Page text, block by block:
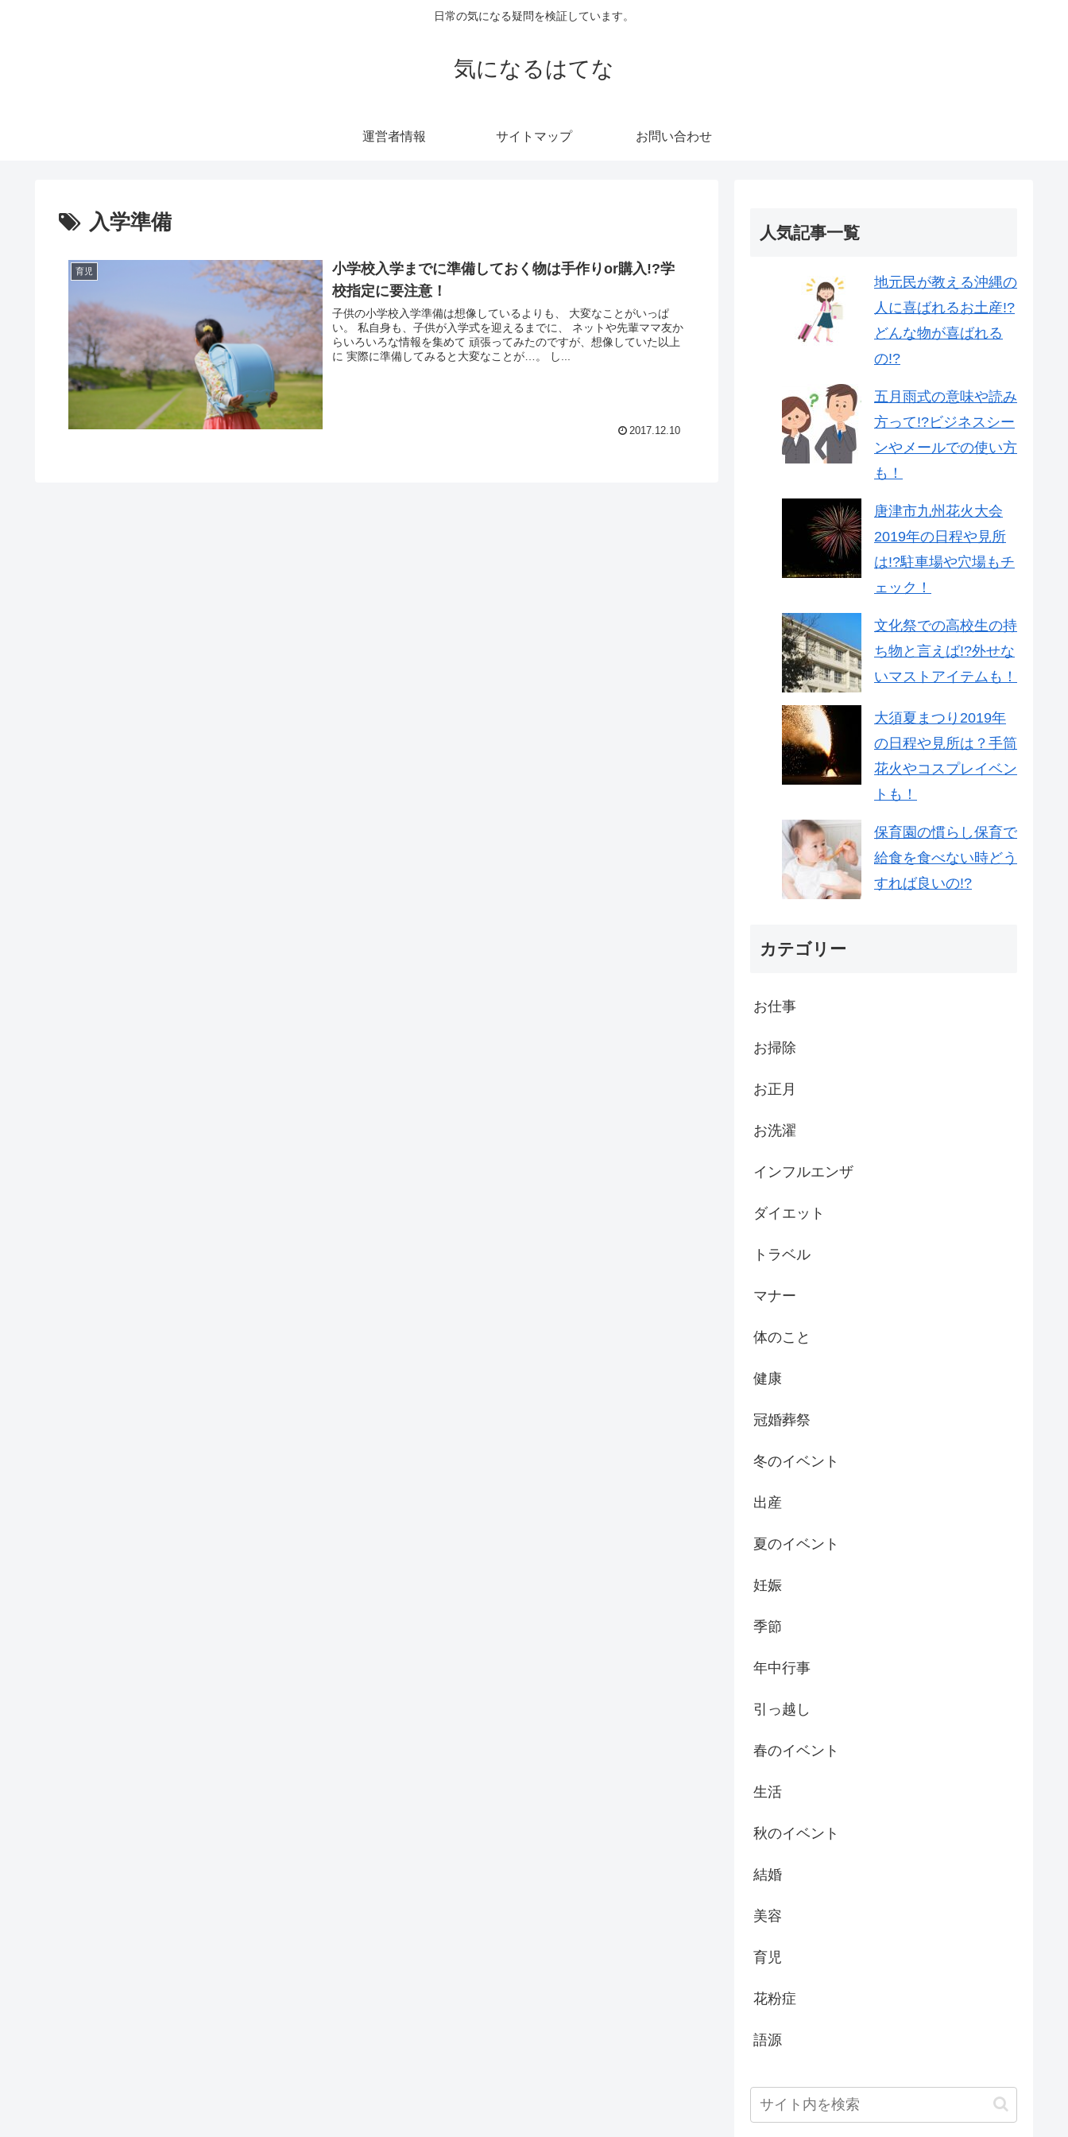
日常の気になる疑問を検証しています。
気になるはてな
運営者情報 サイトマップ お問い合わせ
入学準備
育児
小学校入学までに準備しておく物は手作りor購入!?学
校指定に要注意！
子供の小学校入学準備は想像しているよりも、 大変なことがいっぱ
い。 私自身も、子供が入学式を迎えるまでに、 ネットや先輩ママ友か
らいろいろな情報を集めて 頑張ってみたのですが、想像していた以上
に 実際に準備してみると大変なことが…。 し...
2017.12.10
人気記事一覧
地元民が教える沖縄の
人に喜ばれるお土産!?
どんな物が喜ばれる
の!?
五月雨式の意味や読み
方って!?ビジネスシー
ンやメールでの使い方
も！
唐津市九州花火大会
2019年の日程や見所
は!?駐車場や穴場もチ
ェック！
文化祭での高校生の持
ち物と言えば!?外せな
いマストアイテムも！
大須夏まつり2019年
の日程や見所は？手筒
花火やコスプレイベン
トも！
保育園の慣らし保育で
給食を食べない時どう
すれば良いの!?
カテゴリー
お仕事
お掃除
お正月
お洗濯
インフルエンザ
ダイエット
トラベル
マナー
体のこと
健康
冠婚葬祭
冬のイベント
出産
夏のイベント
妊娠
季節
年中行事
引っ越し
春のイベント
生活
秋のイベント
結婚
美容
育児
花粉症
語源